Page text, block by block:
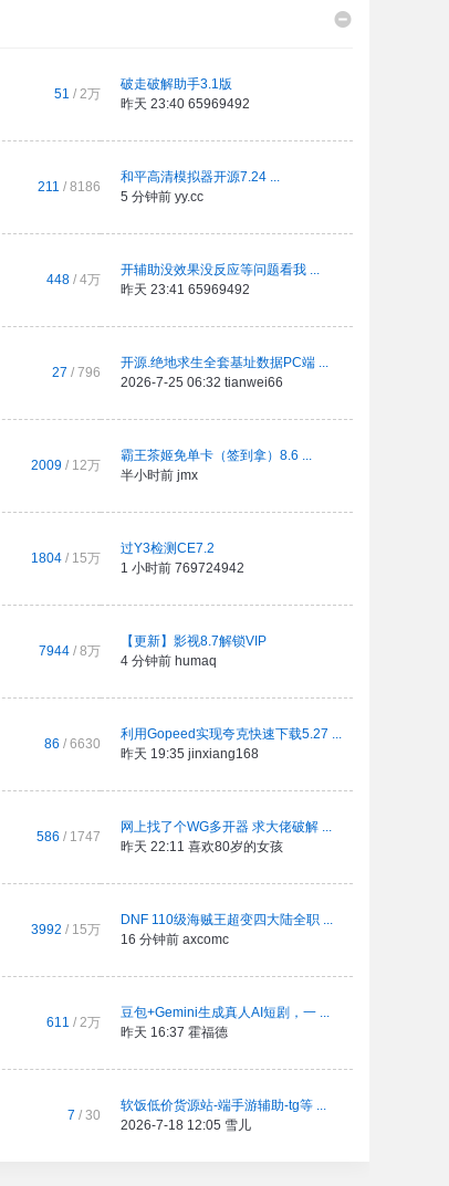
51 / 2万
破走破解助手3.1版
昨天 23:40 65969492
211 / 8186
和平高清模拟器开源7.24 ...
5 分钟前 yy.cc
448 / 4万
开辅助没效果没反应等问题看我 ...
昨天 23:41 65969492
27 / 796
开源.绝地求生全套基址数据PC端 ...
2026-7-25 06:32 tianwei66
2009 / 12万
霸王茶姬免单卡（签到拿）8.6 ...
半小时前 jmx
1804 / 15万
过Y3检测CE7.2
1 小时前 769724942
7944 / 8万
【更新】影视8.7解锁VIP
4 分钟前 humaq
86 / 6630
利用Gopeed实现夸克快速下载5.27 ...
昨天 19:35 jinxiang168
586 / 1747
网上找了个WG多开器 求大佬破解 ...
昨天 22:11 喜欢80岁的女孩
3992 / 15万
DNF 110级海贼王超变四大陆全职 ...
16 分钟前 axcomc
611 / 2万
豆包+Gemini生成真人AI短剧，一 ...
昨天 16:37 霍福德
7 / 30
软饭低价货源站-端手游辅助-tg等 ...
2026-7-18 12:05 雪儿